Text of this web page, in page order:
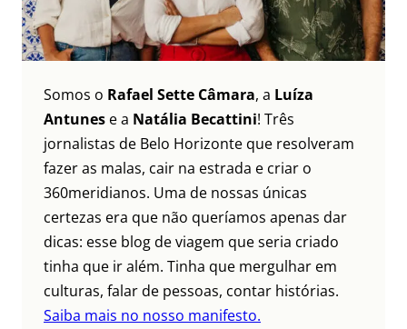
Somos o Rafael Sette Câmara, a Luíza
Antunes e a Natália Becattini! Três
jornalistas de Belo Horizonte que resolveram
fazer as malas, cair na estrada e criar o
360meridianos. Uma de nossas únicas
certezas era que não queríamos apenas dar
dicas: esse blog de viagem que seria criado
tinha que ir além. Tinha que mergulhar em
culturas, falar de pessoas, contar histórias.
Saiba mais no nosso manifesto.